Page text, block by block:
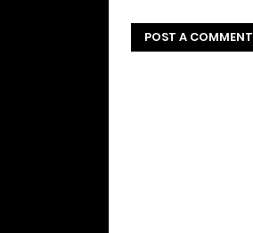
POST A COMMENT